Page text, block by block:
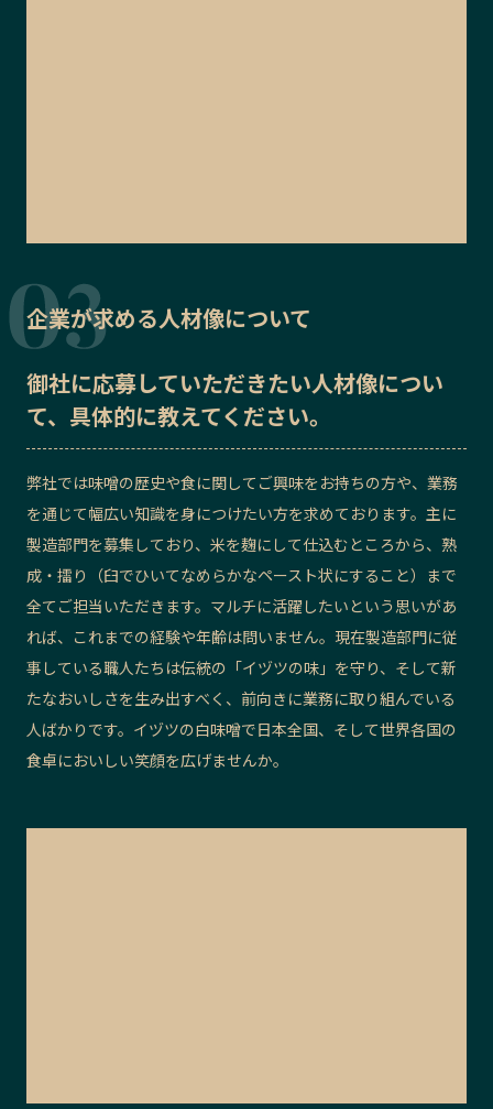
企業が求める人材像について
御社に応募していただきたい人材像につい
て、具体的に教えてください。
弊社では味噌の歴史や食に関してご興味をお持ちの方や、業務
を通じて幅広い知識を身につけたい方を求めております。主に
製造部門を募集しており、米を麹にして仕込むところから、熟
成・擂り（臼でひいてなめらかなペースト状にすること）まで
全てご担当いただきます。マルチに活躍したいという思いがあ
れば、これまでの経験や年齢は問いません。現在製造部門に従
事している職人たちは伝統の「イヅツの味」を守り、そして新
たなおいしさを生み出すべく、前向きに業務に取り組んでいる
人ばかりです。イヅツの白味噌で日本全国、そして世界各国の
食卓においしい笑顔を広げませんか。